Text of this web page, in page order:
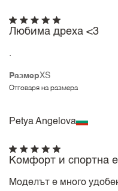
РазмерXS
Отговаря на размера
Любима дреха <3
.
Petya Angelova
Комфорт и спортна
Моделът е много